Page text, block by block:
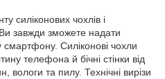
силіконових чохлів і
завжди зможете надати
Силіконові чохли
телефона й бічні стінки від
вологи та пилу. Технічні вирізи